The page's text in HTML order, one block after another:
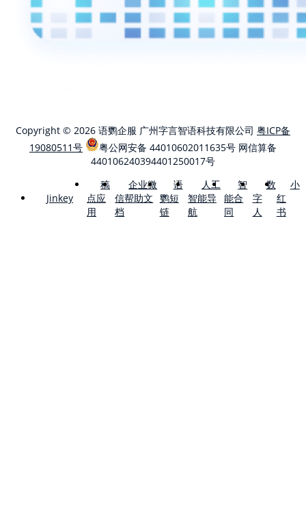
Copyright © 2026 语鹦企服 广州字言智语科技有限公司 粤ICP备
19080511号
粤公网安备 44010602011635号 网信算备
440106240394401250017号
Jinkey
稿
点应
用
企业微
信帮助文
档
语
鹦短
链
人工
智能导
航
智
能合
同
数
字
人
小
红
书